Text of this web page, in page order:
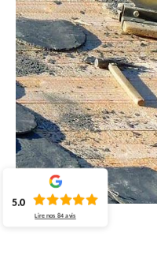
5.0
Lire nos84 avis